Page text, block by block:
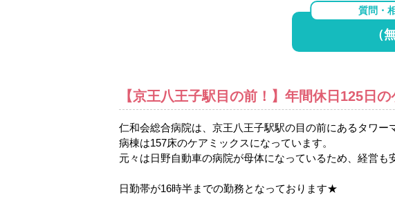
質問・
（
【京王八王子駅目の前！】年間休日125日
仁和会総合病院は、京王八王子駅駅の目の前にあるタワー
病棟は157床のケアミックスになっています。
元々は日野自動車の病院が母体になっているため、経営も
日勤帯が16時半までの勤務となっております★